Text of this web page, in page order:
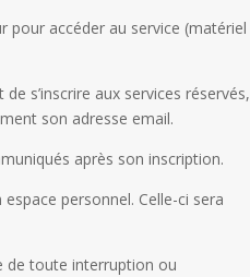
pour accéder au service (matériel
s’inscrire aux services réservés,
son adresse email.
après son inscription.
personnel. Celle-ci sera
de toute interruption ou